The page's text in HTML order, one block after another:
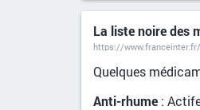
La liste noire des
https://
Quelques
Anti-rhume :